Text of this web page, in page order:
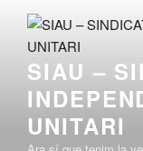
contingut
SIAU –
UNITARI